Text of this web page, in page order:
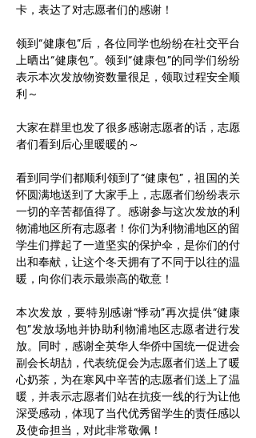
卡，表达了对志愿者们的感谢！
领到“健康包”后，各位同学也纷纷在社交平台
上晒出“健康包”。领到“健康包”的同学们纷纷
表示本次发放物资数量很足，领取过程安全顺
大家在群里也发了很多感谢志愿者的话，志愿
者们看到后心里暖暖的～
看到同学们都顺利领到了“健康包”，祖国的关
怀圆满地送到了大家手上，志愿者们纷纷表示
一切的辛苦都值得了。感谢参与这次发放的利
物浦地区所有志愿者！你们为利物浦地区的留
学生们撑起了一道坚实的保护伞，是你们的付
出和奉献，让这个冬天拥有了不同于以往的温
本次发放，要特别感谢“悸动”再次提供“健康
包”发放场地并协助利物浦地区志愿者进行发
放。同时，感谢全英华人华侨中国统一促进会
副会长胡劼，代表统促会为志愿者们送上了暖
心奶茶，为在寒风中辛苦的志愿者们送上了温
暖，并表示志愿者们站在抗疫一线的行为让他
深受感动，体现了当代优秀留学生的责任感以
及使命担当，对此非常敬佩！